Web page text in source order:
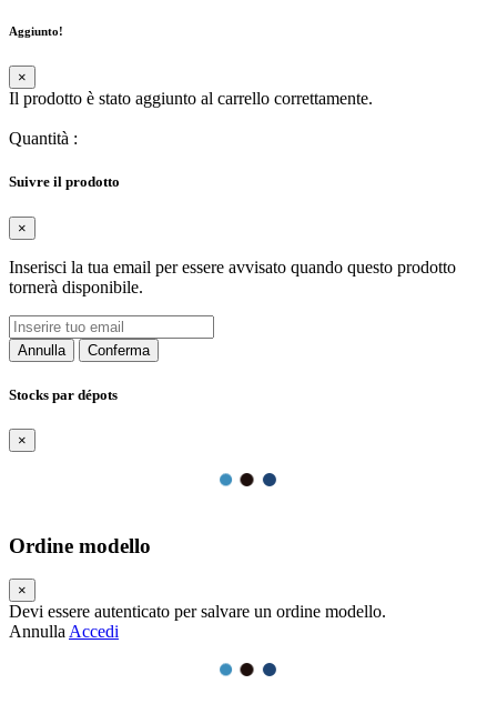
Aggiunto!
×
Il prodotto è stato aggiunto al carrello correttamente.
Quantità :
Suivre il prodotto
×
Inserisci la tua email per essere avvisato quando questo prodotto
tornerà disponibile.
Annulla Conferma
Stocks par dépots
×
Ordine modello
×
Devi essere autenticato per salvare un ordine modello.
Annulla Accedi